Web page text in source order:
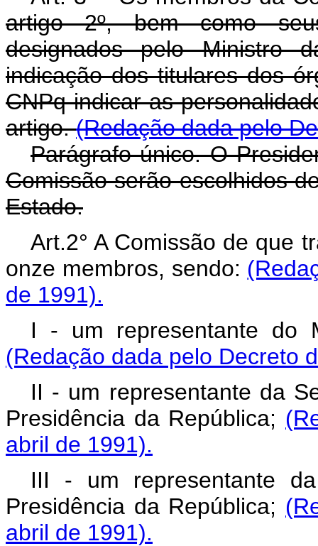
artigo 2º, bem como
designados pelo Ministro
indicação dos titulares dos
CNPq indicar as
artigo.(Redação dada pelo
Parágrafo único. O
Comissão serão escolhidos
Estado.
Art.2° A Comissão de que
onze membros, sendo:
de 1991).
I - um representante do
(Redação dada pelo Decreto
II - um representante da
Presidência da República;
abril de 1991).
III - um representante
Presidência da República;
abril de 1991).